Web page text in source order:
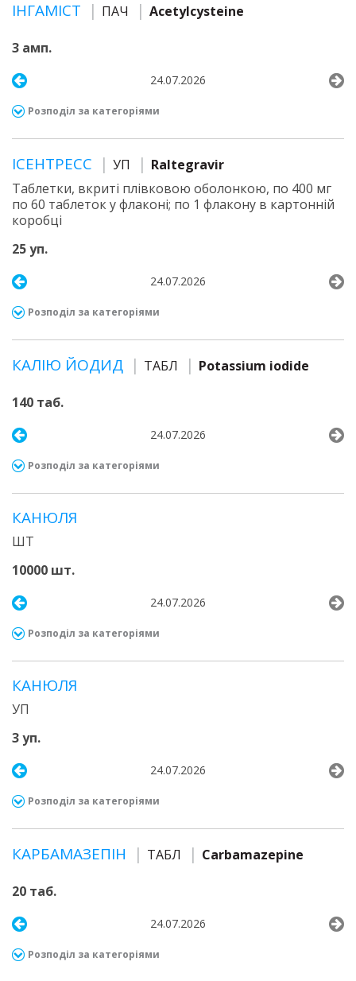
ІНГАМІСТ ПАЧ Acetylcysteine
3 амп.
24.07.2026
Розподіл за категоріями
ІСЕНТРЕСС УП
Raltegravir
Таблетки, вкриті плівковою оболонкою, по 400 мг
по 60 таблеток у флаконі; по 1 флакону в картонній
коробці
25 уп.
24.07.2026
Розподіл за категоріями
КАЛІЮ ЙОДИД ТАБЛ Potassium iodide
140 таб.
24.07.2026
Розподіл за категоріями
КАНЮЛЯ
ШТ
10000 шт.
24.07.2026
Розподіл за категоріями
КАНЮЛЯ
УП
3 уп.
24.07.2026
Розподіл за категоріями
КАРБАМАЗЕПІН ТАБЛ Carbamazepine
20 таб.
24.07.2026
Розподіл за категоріями